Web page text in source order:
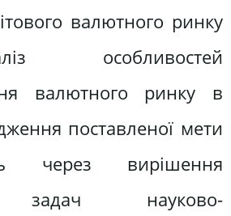
валютного ринку
особливостей
валютного ринку в
поставленої мети
через вирішення
задач науково-